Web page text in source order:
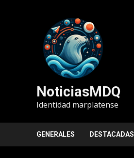
NoticiasMDQ
Identidad marplatense
GENERALES DESTACADAS